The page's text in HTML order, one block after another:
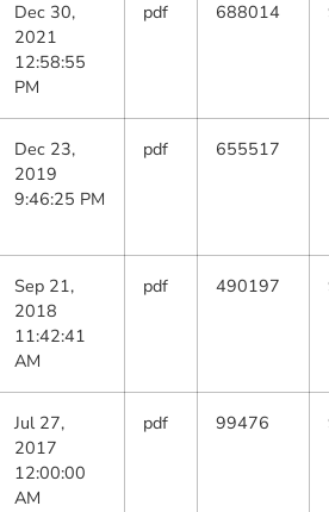
Dec 30,
2021
12:58:55
PM
pdf 688014
Dec 23,
2019
9:46:25 PM
pdf 655517
Sep 21,
2018
11:42:41
AM
pdf 490197
Jul 27,
2017
12:00:00
AM
pdf 99476